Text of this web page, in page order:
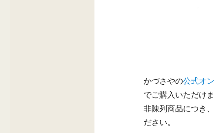
かづさやの公式オ
でご購入いただけ
非陳列商品につき
ださい。